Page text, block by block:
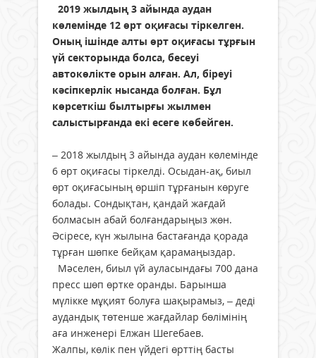
2019 жылдың 3 айында аудан
көлемінде 12 өрт оқиғасы тіркелген.
Оның ішінде алты өрт оқиғасы тұрғын
үй секторында болса, бесеуі
автокөлікте орын алған. Ал, біреуі
кәсіпкерлік нысанда болған. Бұл
көрсеткіш былтырғы жылмен
салыстырғанда екі есеге көбейген.
– 2018 жылдың 3 айында аудан көлемінде
6 өрт оқиғасы тіркелді. Осыдан-ақ, биыл
өрт оқиғасының өршіп тұрғанын көруге
болады. Сондықтан, қандай жағдай
болмасын абай болғандарыңыз жөн.
Әсіресе, күн жылына бастағанда қорада
тұрған шөпке бейқам қарамаңыздар.
Мәселен, биыл үй ауласындағы 700 дана
пресс шөп өртке оранды. Барынша
мүлікке мұқият болуға шақырамыз, – деді
аудандық төтенше жағдайлар бөлімінің
аға инженері Елжан Шегебаев.
Жалпы, көлік пен үйдегі өрттің басты